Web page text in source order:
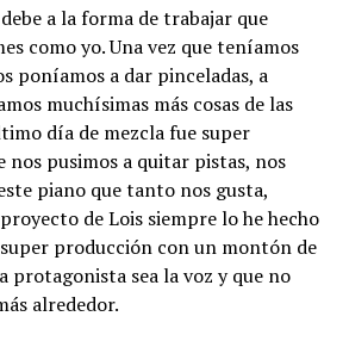
a la forma de trabajar que
como yo. Una vez que teníamos
poníamos a dar pinceladas, a
muchísimas más cosas de las
día de mezcla fue super
nos pusimos a quitar pistas, nos
piano que tanto nos gusta,
de Lois siempre lo he hecho
producción con un montón de
protagonista sea la voz y que no
alrededor.